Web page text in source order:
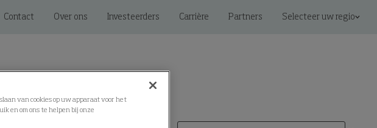
Contact Over ons Investeerders Carrière Partners Selecteer uw regio
van cookies op uw apparaat voor het
en om ons te helpen bij onze